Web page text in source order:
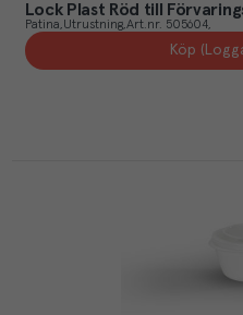
Lock Plast Röd till
Patina Utrustning Art.nr. 505604
Köp